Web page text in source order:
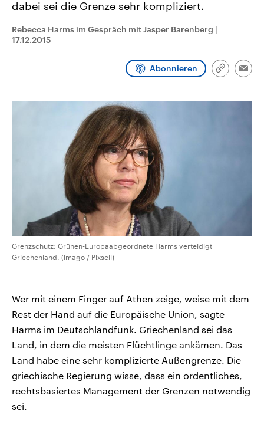
Umfragen, Prognosen,
und Hintergründe zu den Parteien
und Kandidaten der anstehenden
Wahl.
Sendungen Programm Podcasts
dabei sei die Grenze sehr kompliziert.
Rebecca Harms im Gespräch mit Jasper Barenberg |
17.12.2015
Abonnieren
Link
Grenzschutz: Grünen-Europaabgeordnete Harms verteidigt
Griechenland. (imago / Pixsell)
Wer mit einem Finger auf Athen zeige, weise mit dem
Rest der Hand auf die Europäische Union, sagte
Harms im Deutschlandfunk. Griechenland sei das
Land, in dem die meisten Flüchtlinge ankämen. Das
Land habe eine sehr komplizierte Außengrenze. Die
griechische Regierung wisse, dass ein ordentliches,
rechtsbasiertes Management der Grenzen notwendig
sei.